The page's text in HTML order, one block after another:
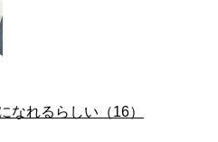
なれるらしい（16）